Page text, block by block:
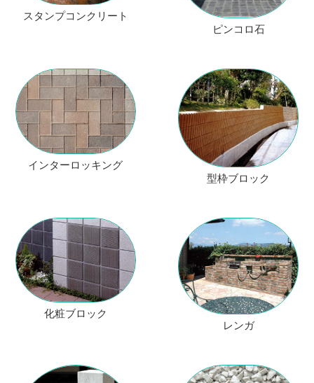
スタンプコンクリート
ピンコロ石
インターロッキング
型枠ブロック
化粧ブロック
レンガ